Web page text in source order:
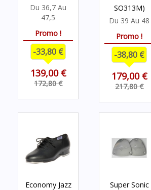
Du 36,7 Au
47,5
Promo !
-33,80 €
139,00 €
172,80 €
SO313M)
Du 39 Au 48
Promo !
-38,80 €
179,00 €
217,80 €
Economy Jazz
Super Sonic